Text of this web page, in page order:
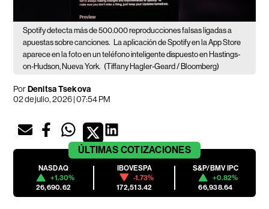
Spotify detecta más de 500.000 reproducciones falsas ligadas a
apuestas sobre canciones.
La aplicación de Spotify en la App Store
aparece en la foto en un teléfono inteligente dispuesto en Hastings-
on-Hudson, Nueva York. (Tiffany Hagler-Geard / Bloomberg)
PorDenitsa Tsekova
02 de julio, 2026 | 07:54 PM
ÚLTIMAS COTIZACIONES
NASDAQ
+1.30%
26,690.62
IBOVESPA
-1.73%
172,513.42
S&P/BMV IPC
+0.82%
66,938.64